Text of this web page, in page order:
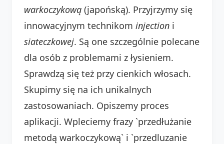
warkoczykową (japońską). Przyjrzymy się
innowacyjnym technikom injection i
siateczkowej. Są one szczególnie polecane
dla osób z problemami z łysieniem.
Sprawdzą się też przy cienkich włosach.
Skupimy się na ich unikalnych
zastosowaniach. Opiszemy proces
aplikacji. Wpleciemy frazy `przedłużanie
metodą warkoczykową` i `przedluzanie